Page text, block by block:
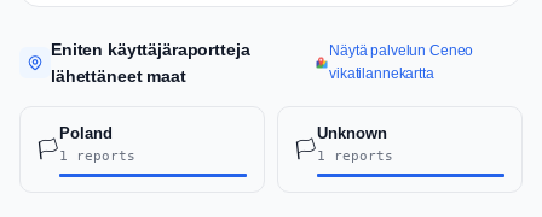
Eniten käyttäjäraportteja
lähettäneet maat
Näytä palvelun Ceneo
vikatilannekartta
🏳️
Poland
1 reports 🏳️
Unknown
1 reports